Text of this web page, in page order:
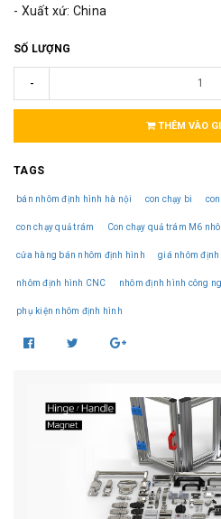
- Xuất xứ: China
SỐ LƯỢNG
-
THÊM VÀO
TAGS
bán nhôm định hình hà nội con chạy bi
con chạy quả trám Con chạy quả trám M6
cửa hàng bán nhôm định hình giá nhôm định
nhôm định hình CNC nhôm định hình công
phụ kiện nhôm định hình